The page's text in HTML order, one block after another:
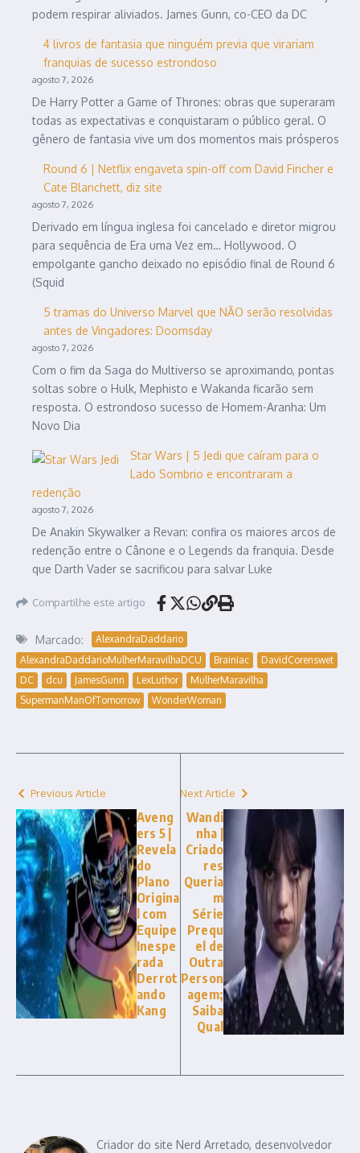
podem respirar aliviados. James Gunn, co-CEO da DC
4 livros de fantasia que ninguém previa que virariam
franquias de sucesso estrondoso
agosto 7, 2026
De Harry Potter a Game of Thrones: obras que superaram
todas as expectativas e conquistaram o público geral. O
gênero de fantasia vive um dos momentos mais prósperos
Round 6 | Netflix engaveta spin-off com David Fincher e
Cate Blanchett, diz site
agosto 7, 2026
Derivado em língua inglesa foi cancelado e diretor migrou
para sequência de Era uma Vez em… Hollywood. O
empolgante gancho deixado no episódio final de Round 6
(Squid
5 tramas do Universo Marvel que NÃO serão resolvidas
antes de Vingadores: Doomsday
agosto 7, 2026
Com o fim da Saga do Multiverso se aproximando, pontas
soltas sobre o Hulk, Mephisto e Wakanda ficarão sem
resposta. O estrondoso sucesso de Homem-Aranha: Um
Novo Dia
Star Wars | 5 Jedi que caíram para o
Lado Sombrio e encontraram a
redenção
agosto 7, 2026
De Anakin Skywalker a Revan: confira os maiores arcos de
redenção entre o Cânone e o Legends da franquia. Desde
que Darth Vader se sacrificou para salvar Luke
Compartilhe este artigo
Marcado:
AlexandraDaddario
AlexandraDaddarioMulherMaravilhaDCU
Brainiac
DavidCorenswet
DC
dcu JamesGunn LexLuthor
MulherMaravilha
SupermanManOfTomorrow
WonderWoman
Previous Article
Aveng
ers 5 |
Revela
do
Plano
Origina
l com
Equipe
Inespe
rada
Derrot
ando
Kang
Next Article
Wandi
nha |
Criado
res
Queria
m
Série
Prequ
el de
Outra
Person
agem;
Saiba
Qual
Criador do site Nerd Arretado, desenvolvedor